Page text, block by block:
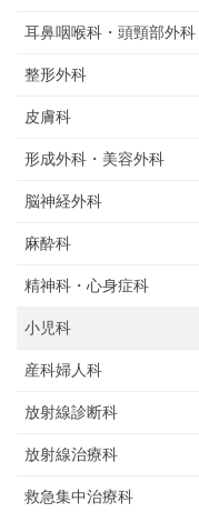
耳鼻咽喉科・頭頸部外科
整形外科
皮膚科
形成外科・美容外科
脳神経外科
麻酔科
精神科・心身症科
小児科
産科婦人科
放射線診断科
放射線治療科
救急集中治療科